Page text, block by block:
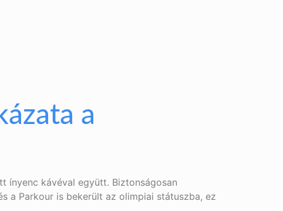
a
ínyenc kávéval együtt. Biztonságosan
a Parkour is bekerült az olimpiai státuszba, ez